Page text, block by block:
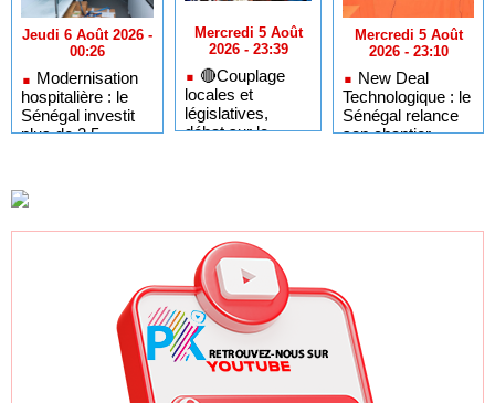
Jeudi 6 Août 2026 -
00:26
Modernisation
hospitalière : le
Sénégal investit
plus de 2,5
et la maintenance
biomédicale
Mercredi 5 Août
2026 - 23:39
🔴Couplage
locales et
législatives,
débat sur le
Mercredi 5 Août
2026 - 23:10
New Deal
Technologique : le
Sénégal relance
son chantier